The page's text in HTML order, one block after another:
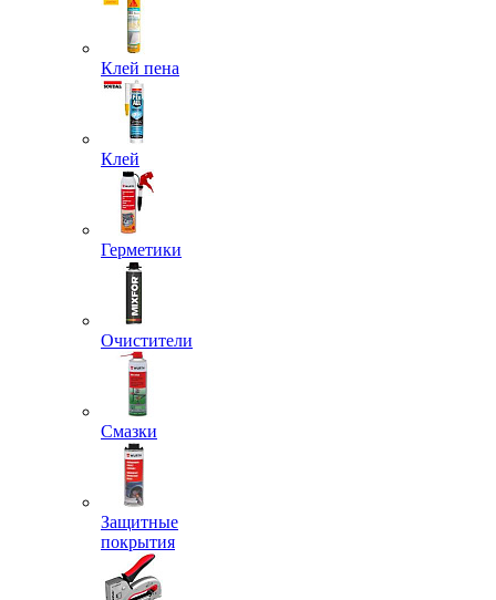
Клей пена
Клей
Герметики
Очистители
Смазки
Защитные
покрытия